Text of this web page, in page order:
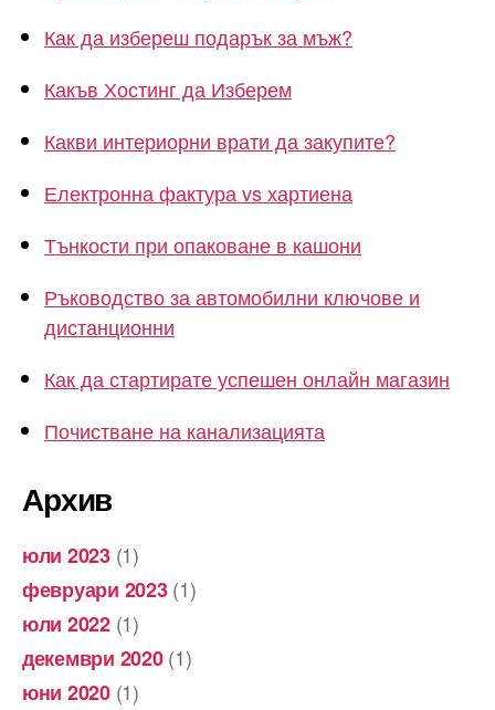
Как да избереш подарък за мъж?
Какъв Хостинг да Изберем
Какви интериорни врати да закупите?
Електронна фактура vs хартиена
Тънкости при опаковане в кашони
Ръководство за автомобилни ключове и
дистанционни
Как да стартирате успешен онлайн магазин
Почистване на канализацията
Архив
юли 2023(1)
февруари 2023(1)
юли 2022(1)
декември 2020(1)
юни 2020(1)